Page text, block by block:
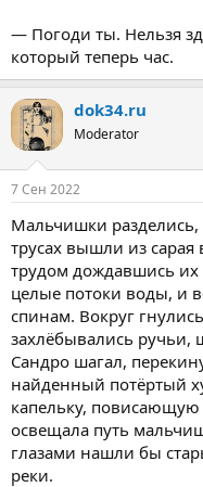
— Погоди ты. Нельзя
который теперь час.
dok34.ru
Moderator
7 Сен 2022
Мальчишки
трусах вышли из
трудом дождавшись
целые потоки воды, и
спинам. Вокруг
захлёбывались ручьи,
Сандро шагал,
найденный потёртый
капельку,
освещала путь
глазами нашли бы
реки.